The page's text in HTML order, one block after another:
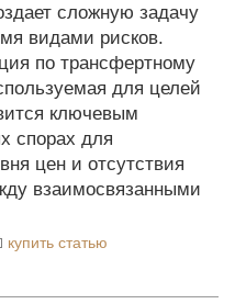
сложную задачу
видами рисков.
по трансфертному
для целей
ключевым
спорах для
цен и отсутствия
взаимосвязанными
купить статью